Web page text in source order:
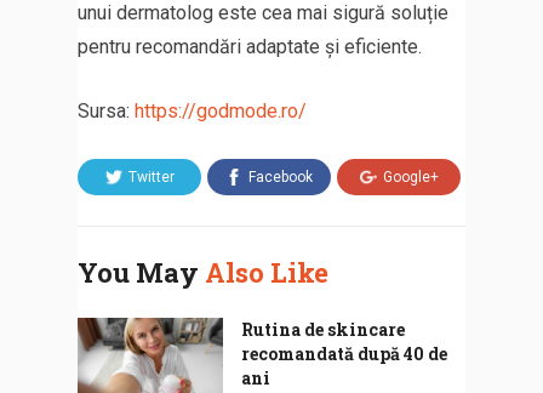
unui dermatolog este cea mai sigură soluție
pentru recomandări adaptate și eficiente.
Sursa: https://godmode.ro/
Twitter Facebook Google+
You May Also Like
Rutina de skincare
recomandată după 40 de
ani